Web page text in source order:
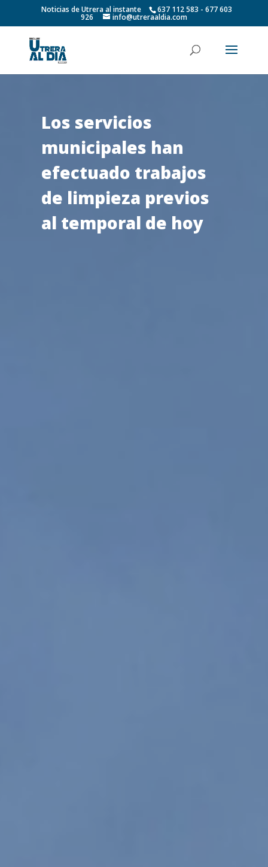
Noticias de Utrera al instante 637 112 583 - 677 603
926 info@utreraaldia.com
Los servicios
municipales han
efectuado trabajos
de limpieza previos
al temporal de hoy